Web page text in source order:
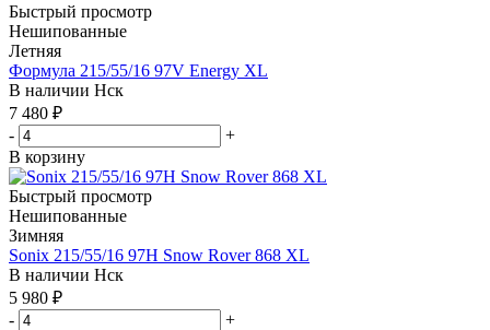
Быстрый просмотр
Нешипованные
Летняя
Формула 215/55/16 97V Energy XL
В наличии Нск
7 480 ₽
-
+
В корзину
Быстрый просмотр
Нешипованные
Зимняя
Sonix 215/55/16 97H Snow Rover 868 XL
В наличии Нск
5 980 ₽
-
+